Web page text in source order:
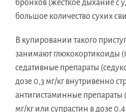
бронхов (жесткое дыхание
большое количество сухих
В купировании такого
занимают глюкокортикоиды
седативные препараты
дозе 0,3 мг/кг внутривенно
антигистаминные препараты
мг/кг или супрастин в дозе